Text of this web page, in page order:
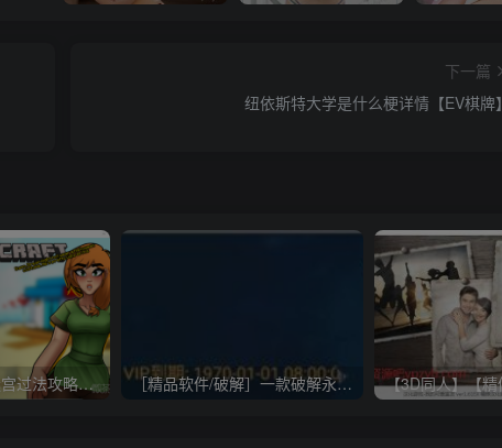
下一篇
纽依斯特大学是什么梗详情【EV棋牌】
《HornyCraft》迷宫过法攻略一览【EV棋牌】 ［精品软件/破解］一款破解永久VIP的加速器：黑洞加速器【EV棋牌】